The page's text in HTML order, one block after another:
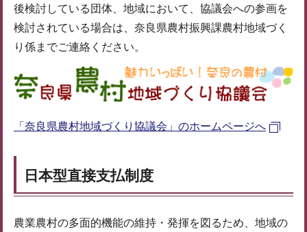
後検討している団体、地域において、協議会への参画を
検討されている場合は、奈良県農村振興課農村地域づく
り係までご連絡ください。
「奈良県農村地域づくり協議会」のホームページへ
日本型直接支払制度
農業農村の多面的機能の維持・発揮を図るため、地域の